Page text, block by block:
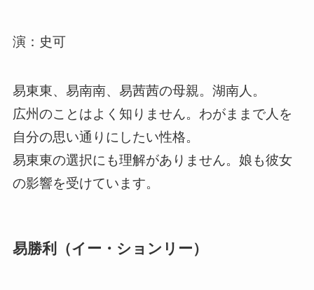
演：史可
易東東、易南南、易茜茜の母親。湖南人。
広州のことはよく知りません。わがままで人を
自分の思い通りにしたい性格。
易東東の選択にも理解がありません。娘も彼女
の影響を受けています。
易勝利（イー・ションリー）